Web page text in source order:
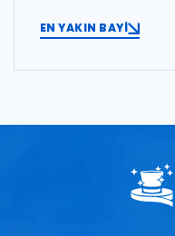
EN YAKIN BAYİ